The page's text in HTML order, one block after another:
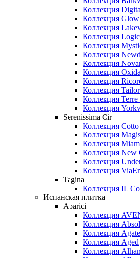
Коллекция
Коллекция Glow
Коллекция
Коллекция
Коллекция
Коллекция
Коллекция
Коллекция
Коллекция
Коллекция
Коллекция Terre
Коллекция
Serenissima Cir
Коллекция Cotto
Коллекция
Коллекция
Коллекция New
Коллекция
Коллекция
Tagina
Коллекция IL
Испанская плитка
Aparici
Коллекция
Коллекция
Коллекция Agate
Коллекция Aged
Коллекция